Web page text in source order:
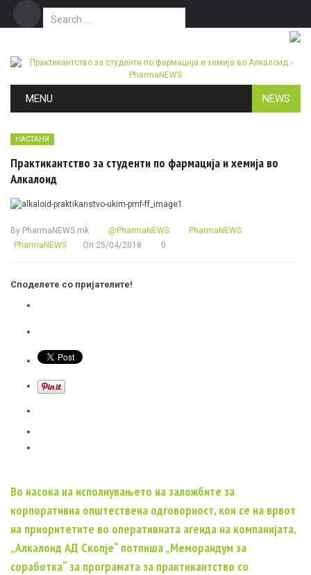
Search for:
MENU NEWS
НАСТАНИ
Практикантство за студенти по фармација и хемија во
Алкалоид
By PharmaNEWS.mk @PharmaNEWS
PharmaNEWS
PharmaNEWS
On 25/04/2018 0
Споделете со пријателите!
Во насока на исполнувањето на заложбите за
корпоративна општествена одговорност, кои се на врвот
на приоритетите во оперативната агенда на компанијата,
„Алкалоид АД Скопје“ потпиша „Меморандум за
соработка“ за програмата за практикантство со